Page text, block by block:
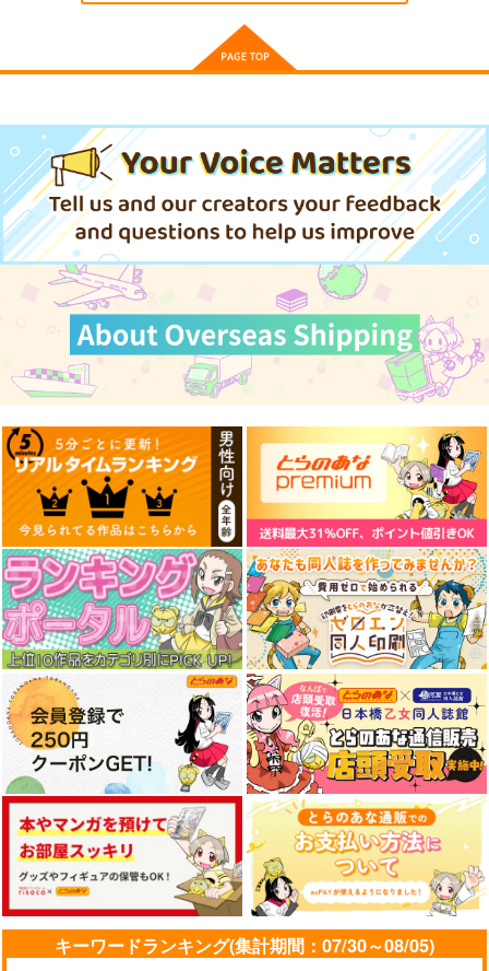
離婚していただきま
す 6
KADOKAWA
924円（税込）
サンプル
作品詳細
離婚していただきま
す 5
KADOKAWA
サンプル
ます
竹書房
1,034 円（税込）
サンプル
キーワードランキング(集計期間：07/30～08/05)